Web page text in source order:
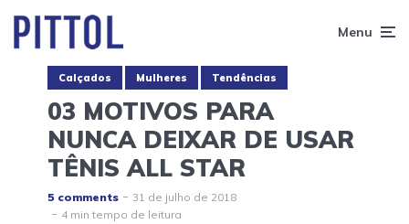
Menu
Calçados Mulheres Tendências
03 MOTIVOS PARA
NUNCA DEIXAR DE USAR
TÊNIS ALL STAR
5 comments
31 de julho de 2018
4 min tempo de leitura